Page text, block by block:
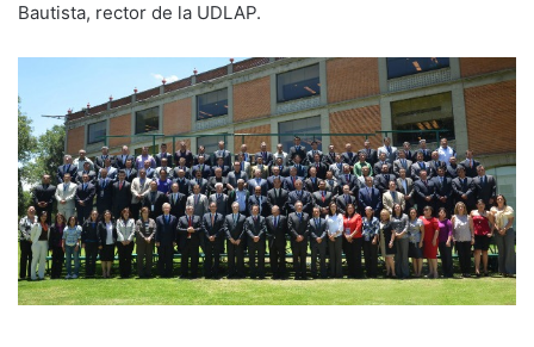
Bautista, rector de la UDLAP.